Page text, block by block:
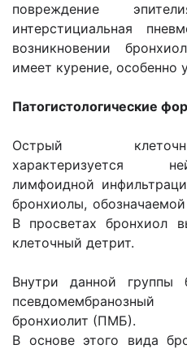
повреждение
интерстициальная
возникновении
имеет курение, особенно
Патогистологические
Острый
характеризуется
лимфоидной
бронхиолы,
В просветах бронхиол
клеточный детрит.
Внутри данной группы
бронхиолит (ПМБ).
В основе этого вида